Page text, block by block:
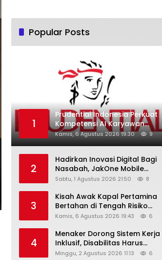
Popular Posts
1
Prudential Indonesia Perkuat
Kompetensi AI Karyawan
Lewat AI Week
Kamis, 6 Agustus 2026 19:30 9
2
Hadirkan Inovasi Digital Bagi
Nasabah, JakOne Mobile
Antar Bank Jakarta Sukses
Awards 2026
Sabtu, 1 Agustus 2026 21:50 8
3
Kisah Awak Kapal Pertamina
Bertahan di Tengah Risiko
Pelayaran Selat Hormuz
Kamis, 6 Agustus 2026 19:43 6
4
Menaker Dorong Sistem Kerja
Inklusif, Disabilitas Harus
Dapat Kesempatan Setara
Minggu, 2 Agustus 2026 11:13 6